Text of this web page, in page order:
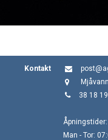
Kontakt
38 18
Åpningstider:
Man - Tor: